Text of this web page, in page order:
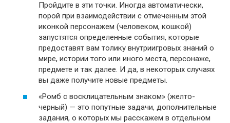
Пройдите в эти точки. Иногда автоматически,
порой при взаимодействии с отмеченным этой
иконкой персонажем (человеком, кошкой)
запустятся определенные события, которые
предоставят вам толику внутриигровых знаний о
мире, истории того или иного места, персонаже,
предмете и так далее. И да, в некоторых случаях
вы даже получите новые предметы.
«Ромб с восклицательным знаком» (желто-
черный) — это попутные задачи, дополнительные
задания, о которых мы расскажем в отдельном